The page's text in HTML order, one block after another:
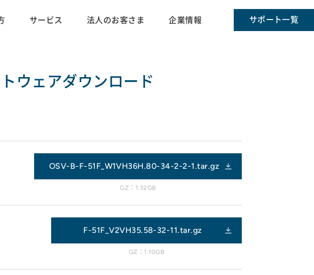
サービス 法人のお客さま 企業情報 サポート一覧
ウェアダウンロード
OSV-B-F-51F_W1VH36H.80-34-2-2-1.tar.gz
GZ：1.32GB
F-51F_V2VH35.58-32-11.tar.gz
GZ：1.10GB